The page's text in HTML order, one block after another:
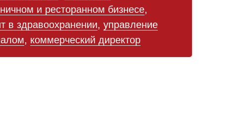
и ресторанном бизнесе,
в здравоохранении, управление
, коммерческий директор